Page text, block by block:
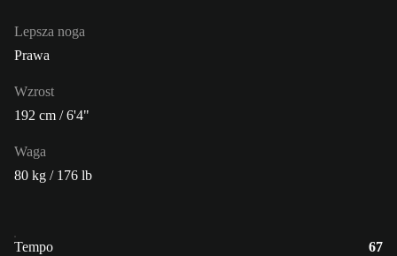
Lepsza noga
Prawa
Wzrost
192 cm / 6'4"
Waga
80 kg / 176 lb
Tempo
67